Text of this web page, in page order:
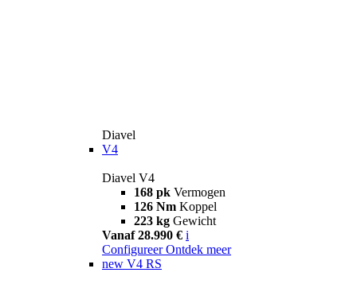
Diavel
V4
Diavel V4
168 pk Vermogen
126 Nm Koppel
223 kg Gewicht
Vanaf 28.990 € i
Configureer Ontdek meer
new V4 RS